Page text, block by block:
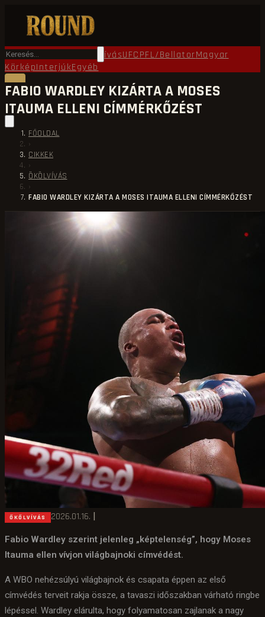
FőoldalRound TV ÖkölvívásUFCPFL/BellatorMagyar
KörképInterjúkEgyéb
FABIO WARDLEY KIZÁRTA A MOSES
ITAUMA ELLENI CÍMMÉRKŐZÉST
FŐOLDAL
›
CIKKEK
›
ÖKÖLVÍVÁS
›
FABIO WARDLEY KIZÁRTA A MOSES ITAUMA ELLENI CÍMMÉRKŐZÉST
ÖKÖLVÍVÁS 2026.01.16. |
Fabio Wardley szerint jelenleg „képtelenség”, hogy Moses
Itauma ellen vívjon világbajnoki címvédést.
A WBO nehézsúlyú világbajnok és csapata éppen az első
címvédés terveit rakja össze, a tavaszi időszakban várható ringbe
lépéssel. Wardley elárulta, hogy folyamatosan zajlanak a nagy